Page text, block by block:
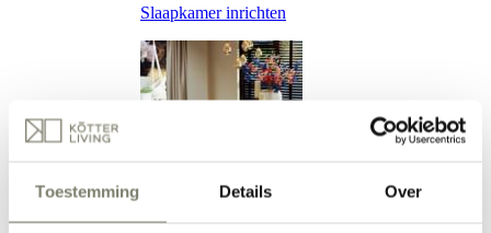
Toestemming Details Over
Slaapkamer inrichten